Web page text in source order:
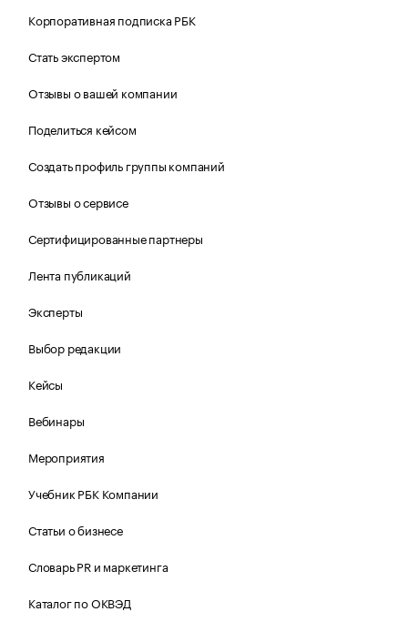
Корпоративная подписка РБК
Стать экспертом
Отзывы о вашей компании
Поделиться кейсом
Создать профиль группы компаний
Отзывы о сервисе
Сертифицированные партнеры
Лента публикаций
Эксперты
Выбор редакции
Кейсы
Вебинары
Мероприятия
Учебник РБК Компании
Статьи о бизнесе
Словарь PR и маркетинга
Каталог по ОКВЭД